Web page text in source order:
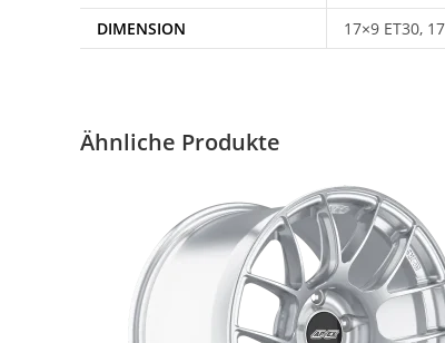
DIMENSION
17×9 ET30,
Ähnliche Produkte